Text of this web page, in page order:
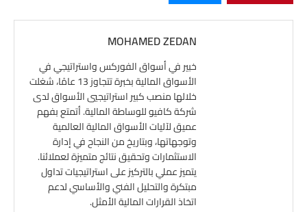
MOHAMED ZEDAN
خبير في أسواق الفوركس واستراتيجي في
الأسواق المالية بخبرة تتجاوز 13 عامًا، شغلت
خلالها منصب كبير استراتيجيي الأسواق لدى
شركة كافيو للوساطة المالية. أتمتع بفهم
عميق لآليات الأسواق المالية العالمية
وتوجهاتها، وبتاريخ من النجاح في إدارة
الاستثمارات وتحقيق نتائج متميزة لعملائنا.
يتميز عملي بالتركيز على استراتيجيات تداول
مبتكرة والتحليل الفني والأساسي لدعم
اتخاذ القرارات المالية الأمثل.